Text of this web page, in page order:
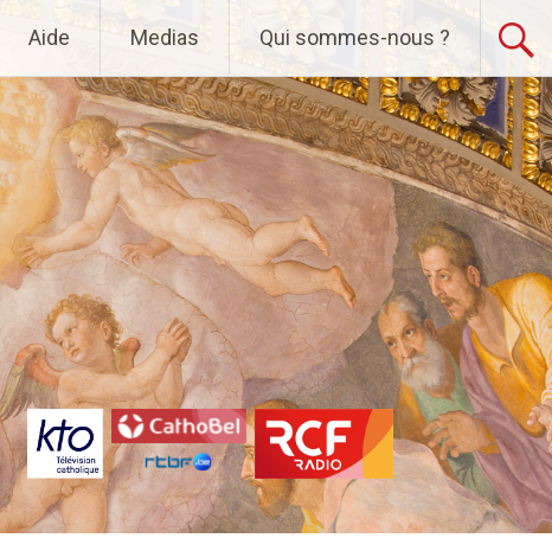
Aide Medias Qui sommes-nous ?